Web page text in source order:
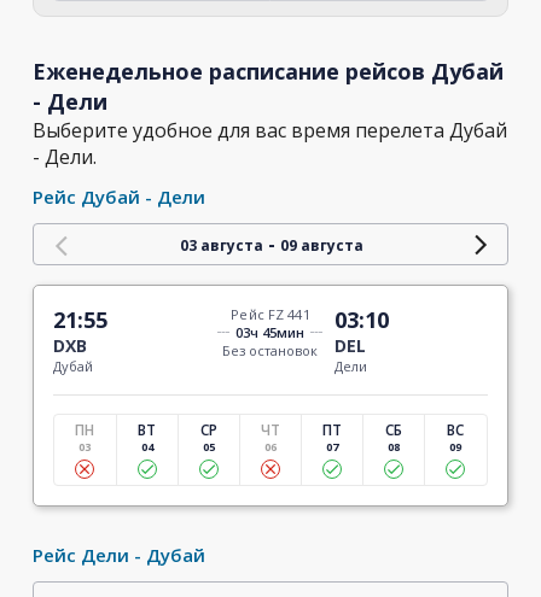
Еженедельное расписание рейсов Дубай
- Дели
Выберите удобное для вас время перелета Дубай
- Дели.
Рейс Дубай - Дели
03 августа - 09 августа
21:55
DXB
Дубай
Рейс FZ 441
03ч 45мин
Без остановок
03:10
DEL
Дели
ПН
03
ВТ
04
СР
05
ЧТ
06
ПТ
07
СБ
08
ВС
09
Рейс Дели - Дубай